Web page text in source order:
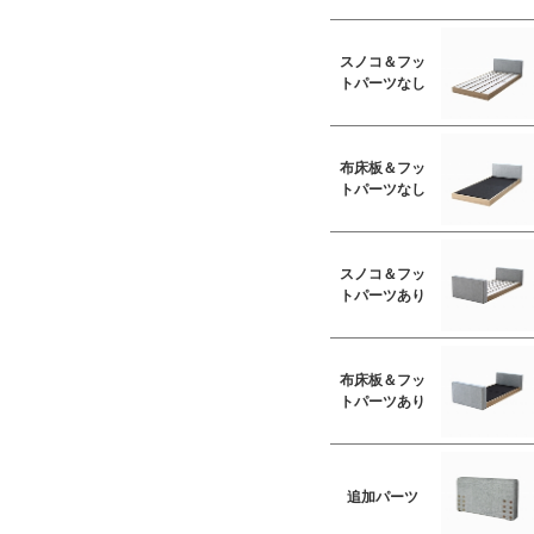
スノコ＆フッ
トパーツなし
布床板＆フッ
トパーツなし
スノコ＆フッ
トパーツあり
布床板＆フッ
トパーツあり
追加パーツ